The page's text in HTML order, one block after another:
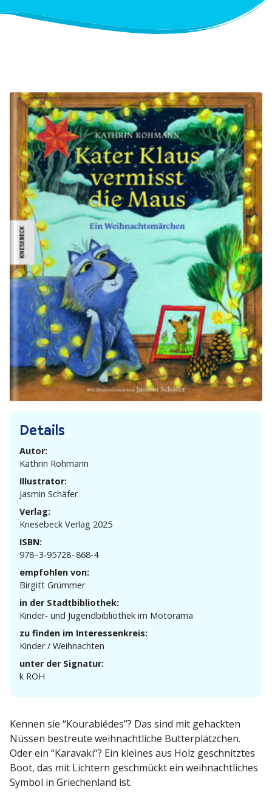
Details
Autor:
Kathrin Rohmann
Illustrator:
Jasmin Schäfer
Verlag:
Knesebeck Verlag 2025
ISBN:
978–3‑95728–868‑4
empfohlen von:
Birgitt Grümmer
in der Stadtbibliothek:
Kinder- und Jugend­bi­bliothek im Motorama
zu finden im Interessenkreis:
Kinder / Weihnachten
unter der Signatur:
k ROH
Kennen sie “Koura­biédes”? Das sind mit gehackten
Nüssen bestreute weihnacht­liche Butter­plätzchen.
Oder ein “Karavaki”? Ein kleines aus Holz geschnitztes
Boot, das mit Lichtern geschmückt ein weihnacht­liches
Symbol in Griechenland ist.